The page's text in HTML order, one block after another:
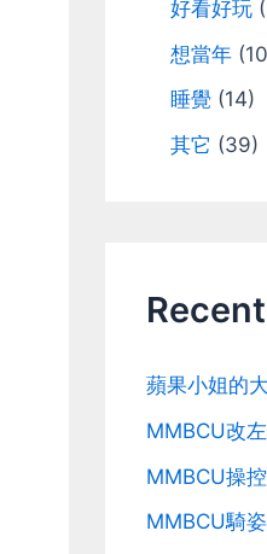
好看好玩
想當年
睡覺 (14)
其它 (39)
蘋果小姐的
MMBCU改
MMBCU操
MMBCU騎